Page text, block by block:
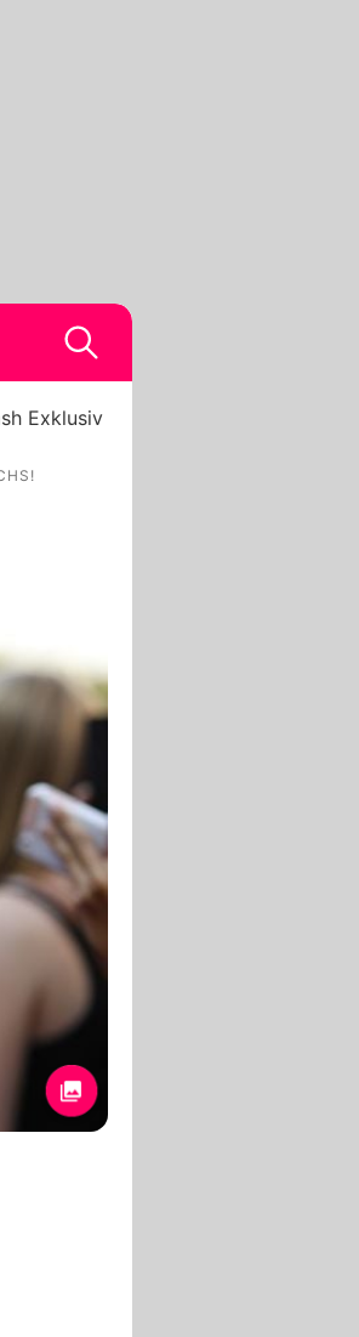
Exklusiv